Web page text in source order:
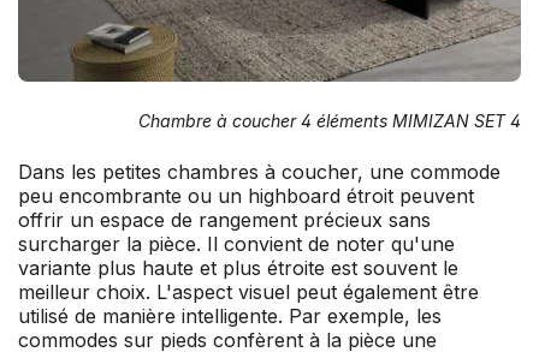
Chambre à coucher 4 éléments MIMIZAN SET 4
Dans les petites chambres à coucher, une commode
peu encombrante ou un highboard étroit peuvent
offrir un espace de rangement précieux sans
surcharger la pièce. Il convient de noter qu'une
variante plus haute et plus étroite est souvent le
meilleur choix. L'aspect visuel peut également être
utilisé de manière intelligente. Par exemple, les
commodes sur pieds confèrent à la pièce une